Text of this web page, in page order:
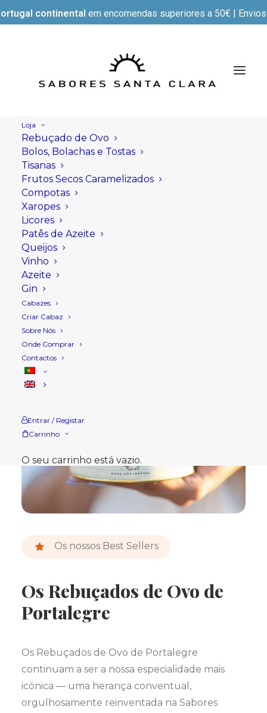
continental em encomendas superiores a 50€ |
Loja
Rebuçado de Ovo
Bolos, Bolachas e Tostas
Tisanas
Frutos Secos Caramelizados
Compotas
Xaropes
Licores
Patês de Azeite
Queijos
Vinho
Azeite
Gin
Cabazes
Criar Cabaz
Sobre Nós
Onde Comprar
Contactos
Entrar / Registar
Carrinho
O seu carrinho está vazio.
Os nossos Best Sellers
Os Rebuçados de Ovo de
Portalegre
Os Rebuçados de Ovo de Portalegre
continuam a ser a nossa especialidade mais
icónica — uma herança conventual,
orgulhosamente reinventada na Sabores